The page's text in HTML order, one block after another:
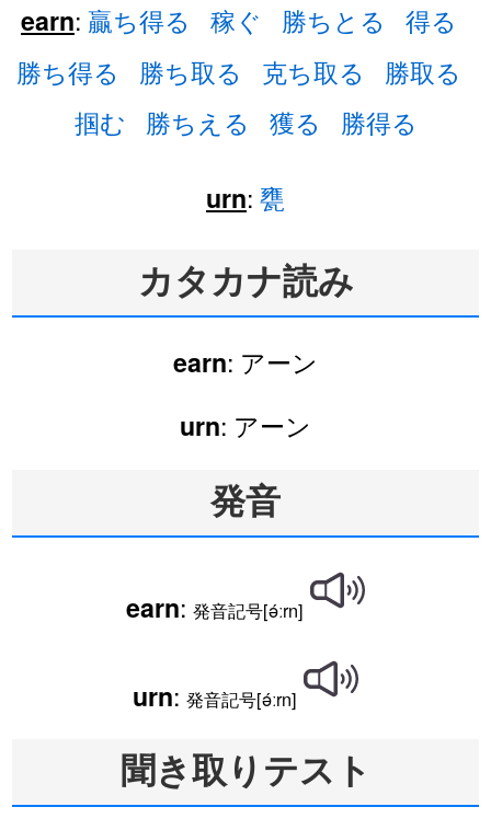
earn: 贏ち得る 稼ぐ 勝ちとる
得る
勝ち得る
勝ち取る 克ち取る
勝取る
掴む
勝ちえる 獲る 勝得る
urn: 甕
カタカナ読み
earn: アーン
urn: アーン
発音
earn: 発音記号[ə́ːrn]
urn: 発音記号[ə́ːrn]
聞き取りテスト